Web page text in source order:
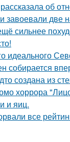
об
завоевали две
сильнее
идеального
собирается
создана из
хоррора
и яиц.
все